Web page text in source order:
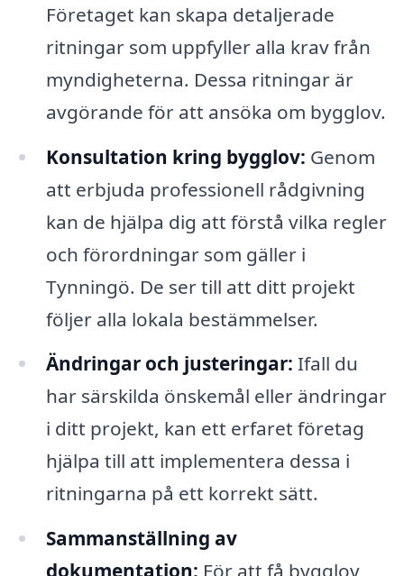
Företaget kan skapa detaljerade
ritningar som uppfyller alla krav från
myndigheterna. Dessa ritningar är
avgörande för att ansöka om bygglov.
Konsultation kring bygglov: Genom
att erbjuda professionell rådgivning
kan de hjälpa dig att förstå vilka regler
och förordningar som gäller i
Tynningö. De ser till att ditt projekt
följer alla lokala bestämmelser.
Ändringar och justeringar: Ifall du
har särskilda önskemål eller ändringar
i ditt projekt, kan ett erfaret företag
hjälpa till att implementera dessa i
ritningarna på ett korrekt sätt.
Sammanställning av
dokumentation: För att få bygglov